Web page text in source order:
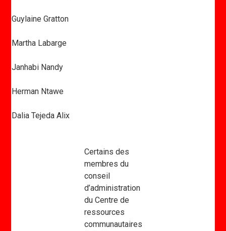
Guylaine Gratton
Martha Labarge
Janhabi Nandy
Herman Ntawe
Dalia Tejeda Alix
Certains des
membres du
conseil
d’administration
du Centre de
ressources
communautaires